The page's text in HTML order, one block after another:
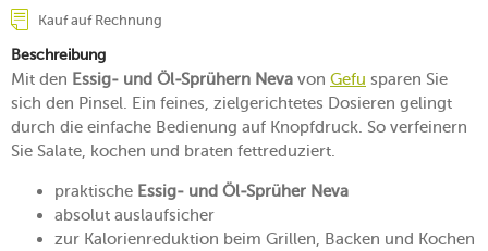
Kauf auf Rechnung
Beschreibung
Mit den Essig- und Öl-Sprühern Neva von Gefu sparen Sie
sich den Pinsel. Ein feines, zielgerichtetes Dosieren gelingt
durch die einfache Bedienung auf Knopfdruck. So verfeinern
Sie Salate, kochen und braten fettreduziert.
praktische Essig- und Öl-Sprüher Neva
absolut auslaufsicher
zur Kalorienreduktion beim Grillen, Backen und Kochen